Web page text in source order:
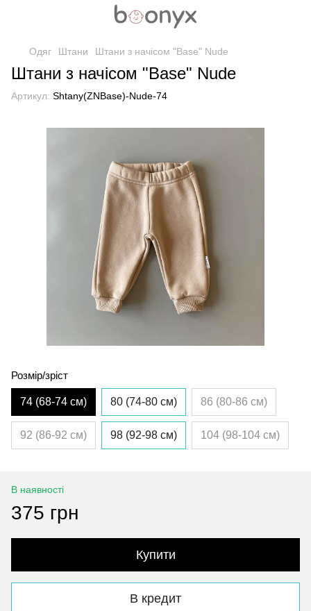
Одяг Штани Штани з начісом "Base" Nude
Штани з начісом "Base" Nude
Артикул: Shtany(ZNBase)-Nude-74
Розмір/зріст
74 (68-74 см) 80 (74-80 см) 86 (80-86 см)
92 (86-92 см) 98 (92-98 см) 104 (98-104 см)
В наявності
375 грн
Купити
В кредит